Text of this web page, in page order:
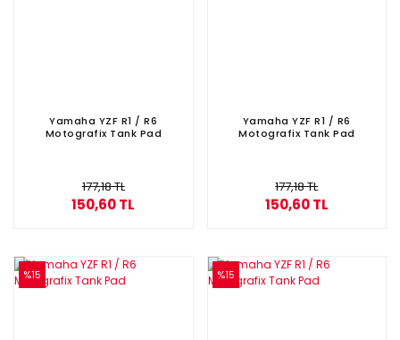
Yamaha YZF R1 / R6
Motografix Tank Pad
177,18 TL
150,60 TL
Yamaha YZF R1 / R6
Motografix Tank Pad
177,18 TL
150,60 TL
%15 %15